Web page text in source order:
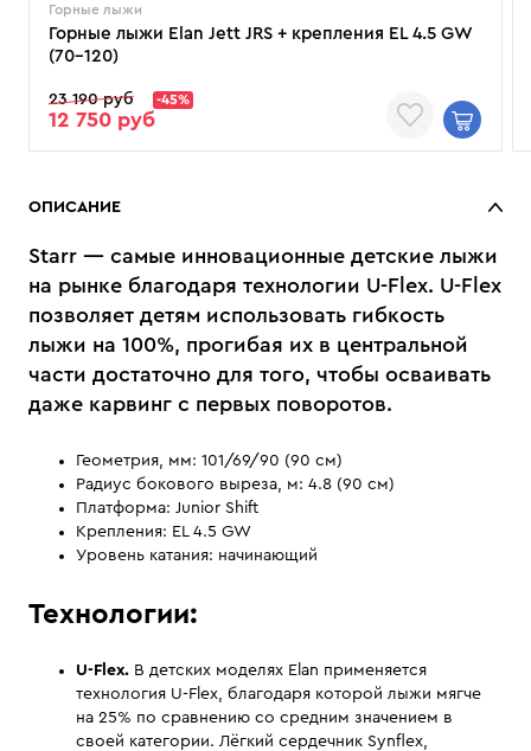
Горные лыжи
Горные лыжи Elan Jett JRS + крепления EL 4.5 GW
(70–120)
23 190 руб -45%
12 750 руб
ОПИСАНИЕ
Starr — самые инновационные детские лыжи
на рынке благодаря технологии U-Flex. U-Flex
позволяет детям использовать гибкость
лыжи на 100%, прогибая их в центральной
части достаточно для того, чтобы осваивать
даже карвинг с первых поворотов.
Геометрия, мм: 101/69/90 (90 см)
Радиус бокового выреза, м: 4.8 (90 см)
Платформа: Junior Shift
Крепления: EL 4.5 GW
Уровень катания: начинающий
Технологии:
U-Flex. В детских моделях Elan применяется
технология U-Flex, благодаря которой лыжи мягче
на 25% по сравнению со средним значением в
своей категории. Лёгкий сердечник Synflex,